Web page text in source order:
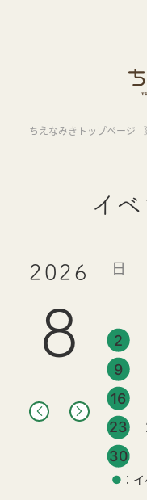
ちえなみきトップページ
イ
2026
8
日
2
9
16
23
30
● ：